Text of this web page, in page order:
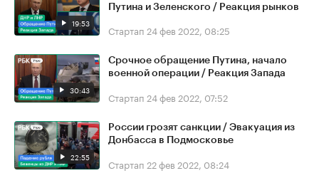
19:53
Путина и Зеленского / Реакция рынков
Стартап 24 фев 2022, 08:25
30:43
Срочное обращение Путина, начало
военной операции / Реакция Запада
Стартап 24 фев 2022, 07:52
22:55
России грозят санкции / Эвакуация из
Донбасса в Подмосковье
Стартап 22 фев 2022, 08:24